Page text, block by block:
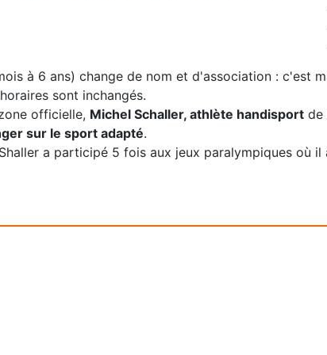
à 6 ans) change de nom et d'association : c'est
sont inchangés.
officielle, Michel Schaller, athlète handisport de
sur le sport adapté.
a participé 5 fois aux jeux paralympiques où